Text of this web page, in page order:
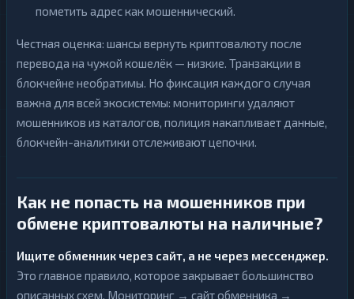
пометить адрес как мошеннический.
Честная оценка: шансы вернуть криптовалюту после
перевода на чужой кошелёк — низкие. Транзакции в
блокчейне необратимы. Но фиксация каждого случая
важна для всей экосистемы: мониторинги удаляют
мошенников из каталогов, полиция накапливает данные,
блокчейн-аналитики отслеживают цепочки.
Как не попасть на мошенников при
обмене криптовалюты на наличные?
Ищите обменник через сайт, а не через мессенджер.
Это главное правило, которое закрывает большинство
описанных схем. Мониторинг → сайт обменника →